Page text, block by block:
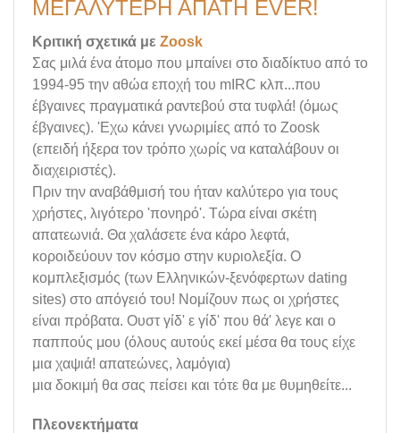
ΜΕΓΑΛΥΤΕΡΗ ΑΠΑΤΗ EVER!
Κριτική σχετικά με Zoosk
Σας μιλά ένα άτομο που μπαίνει στο διαδίκτυο από το
1994-95 την αθώα εποχή του mIRC κλπ...που
έβγαινες πραγματικά ραντεβού στα τυφλά! (όμως
έβγαινες). 'Εχω κάνει γνωριμίες από το Zoosk
(επειδή ήξερα τον τρόπο χωρίς να καταλάβουν οι
διαχειριστές).
Πριν την αναβάθμισή του ήταν καλύτερο για τους
χρήστες, λιγότερο 'πονηρό'. Τώρα είναι σκέτη
απατεωνιά. Θα χαλάσετε ένα κάρο λεφτά,
κοροιδεύουν τον κόσμο στην κυριολεξία. Ο
κομπλεξισμός (των Ελληνικών-ξενόφερτων dating
sites) στο απόγειό του! Νομίζουν πως οι χρήστες
είναι πρόβατα. Ουστ γίδ' ε γίδ' που θά' λεγε και ο
παππούς μου (όλους αυτούς εκεί μέσα θα τους είχε
μια χαψιά! απατεώνες, λαμόγια)
μια δοκιμή θα σας πείσει και τότε θα με θυμηθείτε...
Πλεονεκτήματα